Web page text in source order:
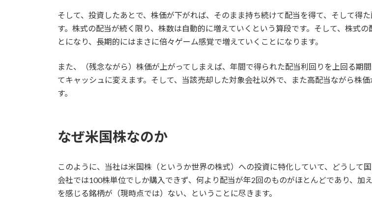
そして、投資したあとで、株価が下がれば、そのまま持ち続けて配当を得て、そして得
す。株式の配当が続く限り、株数は自動的に増えていくという算段です。そして、株式
とになり、長期的にはまさに倍々ゲーム感覚で増えていくことになります。
また、（残念ながら）株価が上がってしまえば、年間で得られた配当利回りを上回る期
てキャッシュに変えます。そして、当該売却した対象会社以外で、また高配当ながら株
す。
なぜ米国株なのか
このように、当社は米国株（というか世界の株式）への投資に特化していて、どうして
会社では100株単位でしか購入できず、何より配当が年2回のものがほとんどであり、
を感じる銘柄が（現時点では）ない、ということに尽きます。